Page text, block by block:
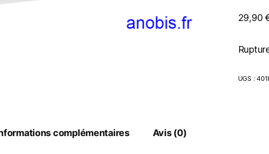
29,90
UGS :
complémentaires Avis (0)